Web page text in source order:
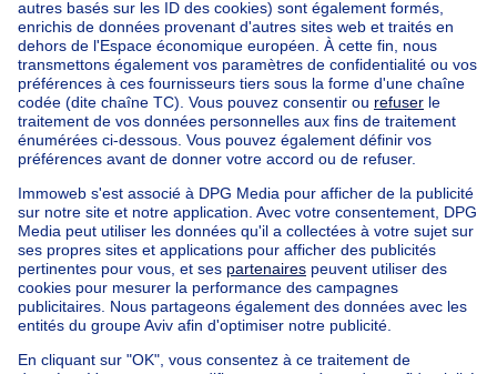
Acheter votre appartement à Zaventem sint-stevens-
woluwe
Nos maisons hors de la Belgique
Maison à vendre France
Maison à vendre Espagne
Maison à vendre Italie
Maison à vendre Luxembourg
Maison à vendre Pays-bas
Nos biens pas chèrsMaison à vendre pas cher
Appartements à louer pas cher
Nos biens à louer avec chambres
Appartement à vendre avec 3 chambres
Maison à vendre avec 3 chambres
Appartement à louer avec 3 chambres
Maison à louer avec 3 chambres
Appartement à louer avec 3 chambres Bruxelles-ville